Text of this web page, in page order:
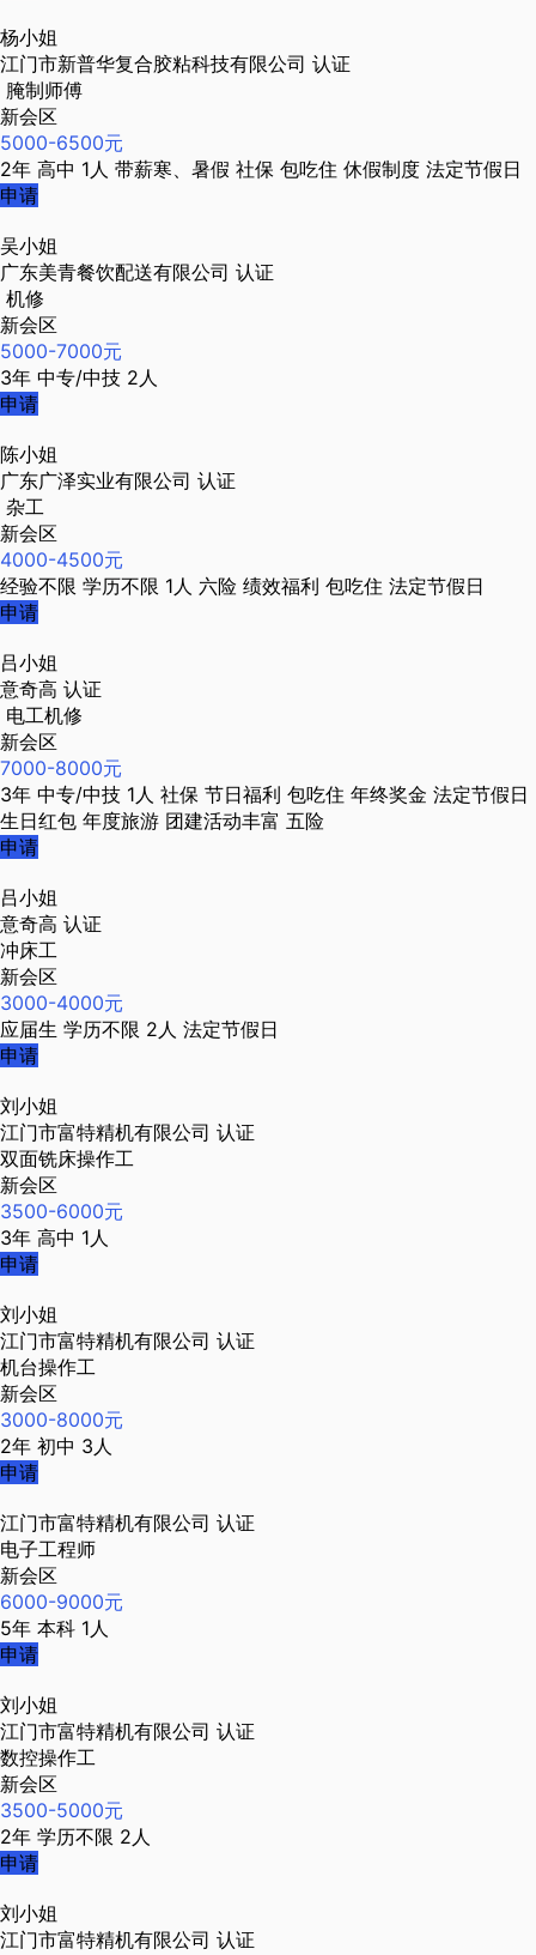
杨小姐
江门市新普华复合胶粘科技有限公司 认证
腌制师傅
新会区
5000-6500元
2年 高中 1人 带薪寒、暑假 社保 包吃住 休假制度 法定节假日
申请
吴小姐
广东美青餐饮配送有限公司 认证
机修
新会区
5000-7000元
3年 中专/中技 2人
申请
陈小姐
广东广泽实业有限公司 认证
杂工
新会区
4000-4500元
经验不限 学历不限 1人 六险 绩效福利 包吃住 法定节假日
申请
吕小姐
意奇高 认证
电工机修
新会区
7000-8000元
3年 中专/中技 1人 社保 节日福利 包吃住 年终奖金 法定节假日
生日红包 年度旅游 团建活动丰富 五险
申请
吕小姐
意奇高 认证
冲床工
新会区
3000-4000元
应届生 学历不限 2人 法定节假日
申请
刘小姐
江门市富特精机有限公司 认证
双面铣床操作工
新会区
3500-6000元
3年 高中 1人
申请
刘小姐
江门市富特精机有限公司 认证
机台操作工
新会区
3000-8000元
2年 初中 3人
申请
江门市富特精机有限公司 认证
电子工程师
新会区
6000-9000元
5年 本科 1人
申请
刘小姐
江门市富特精机有限公司 认证
数控操作工
新会区
3500-5000元
2年 学历不限 2人
申请
刘小姐
江门市富特精机有限公司 认证